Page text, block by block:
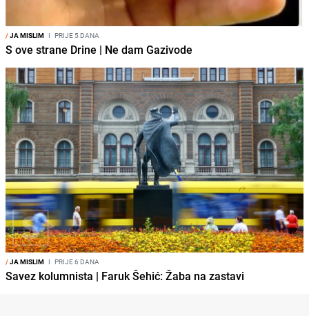
/JA MISLIM I PRIJE 5 DANA
S ove strane Drine | Ne dam Gazivode
/JA MISLIM I PRIJE 6 DANA
Savez kolumnista | Faruk Šehić: Žaba na zastavi